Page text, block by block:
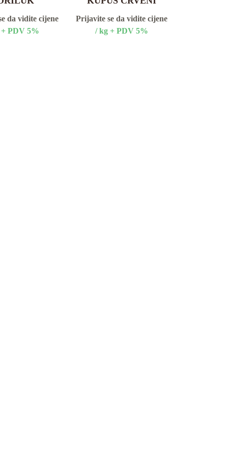
da vidite cijene
PDV 5%
Prijavite se da vidite cijene
/ kg + PDV 5%